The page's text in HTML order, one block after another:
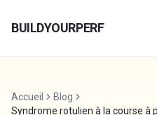
BUILDYOURPERF
Accueil
Blog
Syndrome rotulien à la course à